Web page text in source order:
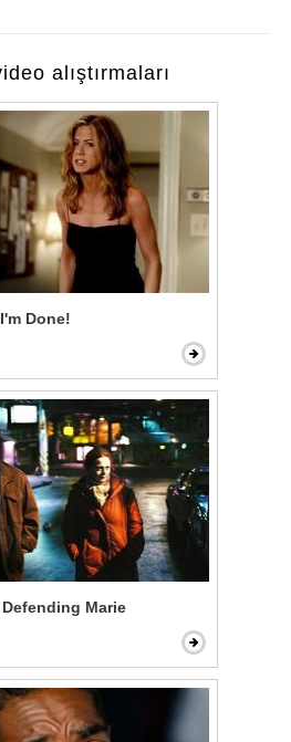
alıştırmaları
Done!
Marie